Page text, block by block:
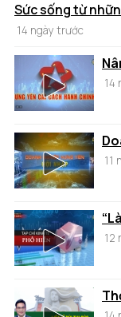
Sức sống từ
14 ngày trước
14
11
12